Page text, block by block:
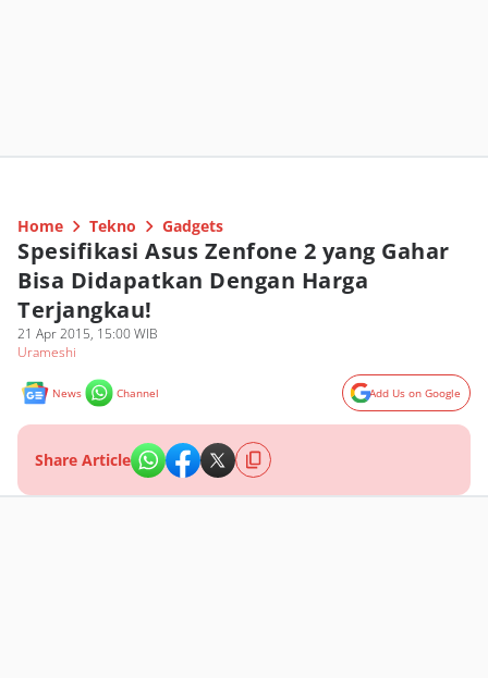
Home Tekno Gadgets
Spesifikasi Asus Zenfone 2 yang Gahar
Bisa Didapatkan Dengan Harga
Terjangkau!
21 Apr 2015, 15:00 WIB
Urameshi
News Channel Add Us on Google
Share Article